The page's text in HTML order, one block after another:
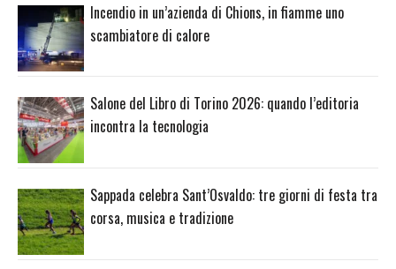
Incendio in un’azienda di Chions, in fiamme uno
scambiatore di calore
Salone del Libro di Torino 2026: quando l’editoria
incontra la tecnologia
Sappada celebra Sant’Osvaldo: tre giorni di festa tra
corsa, musica e tradizione